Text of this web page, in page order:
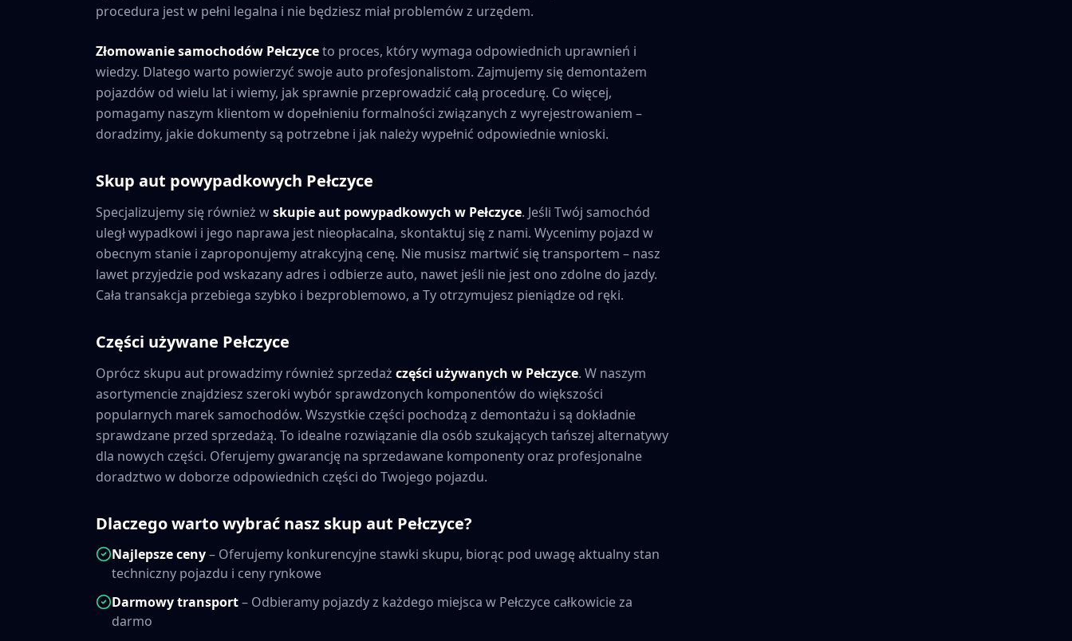
procedura jest w pełni legalna i nie będziesz miał problemów z urzędem.
Złomowanie samochodów Pełczyceto proces, który wymaga odpowiednich uprawnień i
wiedzy. Dlatego warto powierzyć swoje auto profesjonalistom. Zajmujemy się demontażem
pojazdów od wielu lat i wiemy, jak sprawnie przeprowadzić całą procedurę. Co więcej,
pomagamy naszym klientom w dopełnieniu formalności związanych z wyrejestrowaniem –
doradzimy, jakie dokumenty są potrzebne i jak należy wypełnić odpowiednie wnioski.
Skup aut powypadkowych Pełczyce
Specjalizujemy się również wskupie aut powypadkowych w Pełczyce. Jeśli Twój samochód
uległ wypadkowi i jego naprawa jest nieopłacalna, skontaktuj się z nami. Wycenimy pojazd w
obecnym stanie i zaproponujemy atrakcyjną cenę. Nie musisz martwić się transportem – nasz
lawet przyjedzie pod wskazany adres i odbierze auto, nawet jeśli nie jest ono zdolne do jazdy.
Cała transakcja przebiega szybko i bezproblemowo, a Ty otrzymujesz pieniądze od ręki.
Części używane Pełczyce
Oprócz skupu aut prowadzimy również sprzedaż części używanych w Pełczyce. W naszym
asortymencie znajdziesz szeroki wybór sprawdzonych komponentów do większości
popularnych marek samochodów. Wszystkie części pochodzą z demontażu i są dokładnie
sprawdzane przed sprzedażą. To idealne rozwiązanie dla osób szukających tańszej alternatywy
dla nowych części. Oferujemy gwarancję na sprzedawane komponenty oraz profesjonalne
doradztwo w doborze odpowiednich części do Twojego pojazdu.
Dlaczego warto wybrać nasz skup aut Pełczyce?
Najlepsze ceny– Oferujemy konkurencyjne stawki skupu, biorąc pod uwagę aktualny stan
techniczny pojazdu i ceny rynkowe
Darmowy transport– Odbieramy pojazdy z każdego miejsca w Pełczyce całkowicie za
darmo